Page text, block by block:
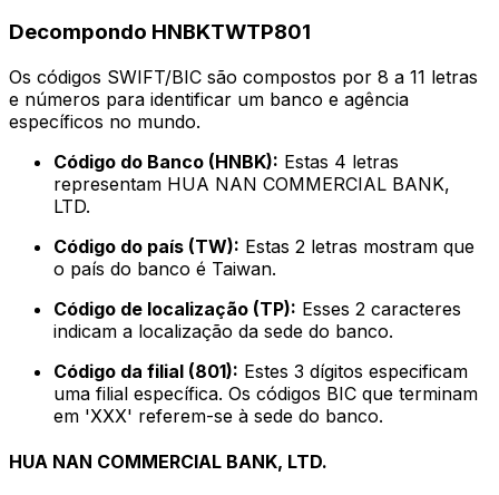
Decompondo HNBKTWTP801
Os códigos SWIFT/BIC são compostos por 8 a 11 letras
e números para identificar um banco e agência
específicos no mundo.
Código do Banco (HNBK): Estas 4 letras
representam HUA NAN COMMERCIAL BANK,
LTD.
Código do país (TW): Estas 2 letras mostram que
o país do banco é Taiwan.
Código de localização (TP): Esses 2 caracteres
indicam a localização da sede do banco.
Código da filial (801): Estes 3 dígitos especificam
uma filial específica. Os códigos BIC que terminam
em 'XXX' referem-se à sede do banco.
HUA NAN COMMERCIAL BANK, LTD.